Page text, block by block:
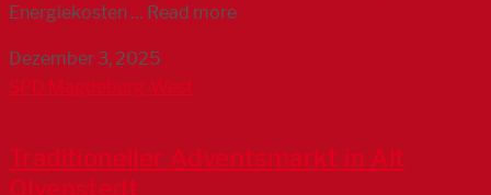
Energiekosten … Read more
Dezember 3, 2025
SPD Magdeburg-West
Traditioneller Adventsmarkt in Alt
Olvenstedt